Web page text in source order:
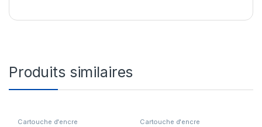
Produits similaires
Cartouche d'encre Cartouche d'encre